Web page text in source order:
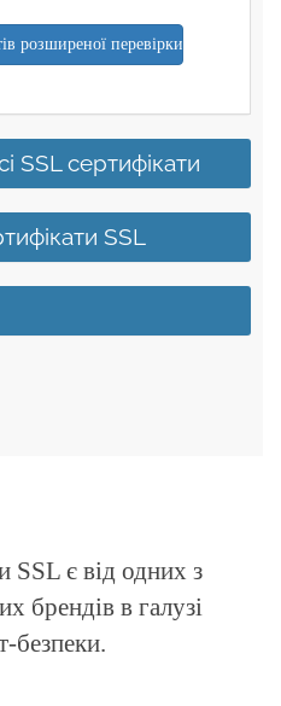
розширеної перевірки
SSL сертифікати
SSL
SSL є від одних з
брендів в галузі
безпеки.